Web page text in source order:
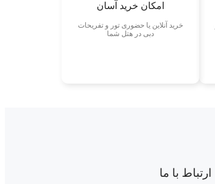
امکان خرید آسان
خرید آنلاین یا حضوری تور و تفریحات
دبی در هتل شما
ارتباط با ما